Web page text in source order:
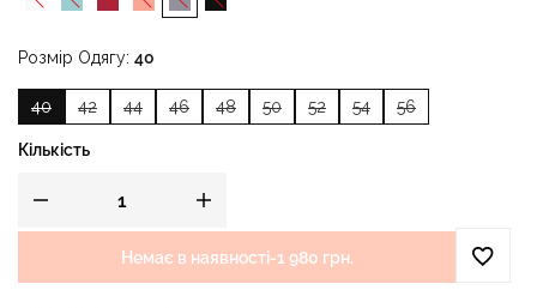
Розмір Одягу 40
40 42 44 46 48 50 52 54 56
Кількість
Немає в наявності-1 980 грн.